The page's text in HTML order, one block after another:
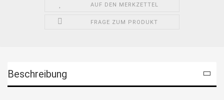
AUF DEN MERKZETTEL
FRAGE ZUM PRODUKT
Beschreibung